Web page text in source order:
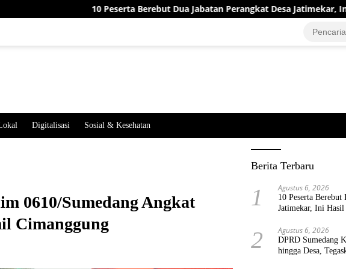
10 Peserta Berebut Dua Jabatan Perangkat Desa Jatimekar, Ini Hasil
Digitalisasi Sosial & Kesehatan
0610/Sumedang Angkat
Cimanggung
Berita Terbaru
1 Agustus 6, 2026
10 Peserta Berebut
Jatimekar, Ini Hasil
2 Agustus 6, 2026
DPRD Sumedang
hingga Desa,